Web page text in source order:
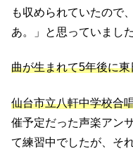
も収められていたので
あ。」と思っていました
曲が生まれて5年後に
仙台市立八軒中学校合
催予定だった声楽アン
て練習中でしたが、そ